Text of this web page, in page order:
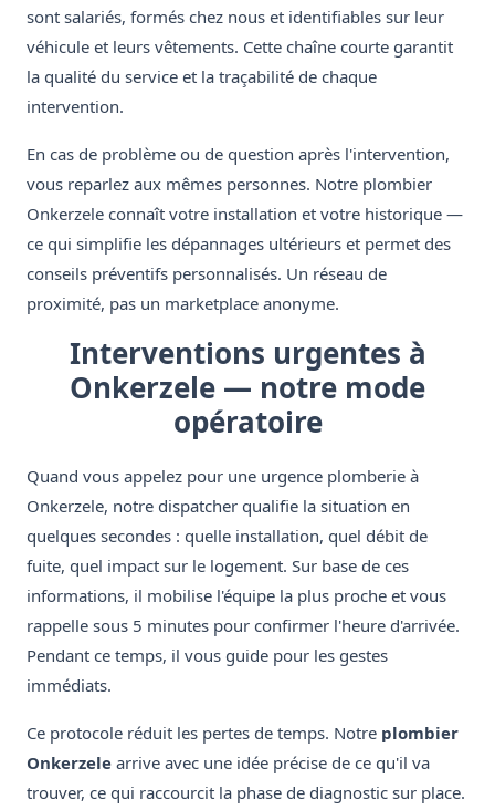
sont salariés, formés chez nous et identifiables sur leur
véhicule et leurs vêtements. Cette chaîne courte garantit
la qualité du service et la traçabilité de chaque
intervention.
En cas de problème ou de question après l'intervention,
vous reparlez aux mêmes personnes. Notre plombier
Onkerzele connaît votre installation et votre historique —
ce qui simplifie les dépannages ultérieurs et permet des
conseils préventifs personnalisés. Un réseau de
proximité, pas un marketplace anonyme.
Interventions urgentes à
Onkerzele — notre mode
opératoire
Quand vous appelez pour une urgence plomberie à
Onkerzele, notre dispatcher qualifie la situation en
quelques secondes : quelle installation, quel débit de
fuite, quel impact sur le logement. Sur base de ces
informations, il mobilise l'équipe la plus proche et vous
rappelle sous 5 minutes pour confirmer l'heure d'arrivée.
Pendant ce temps, il vous guide pour les gestes
immédiats.
Ce protocole réduit les pertes de temps. Notre plombier
Onkerzele arrive avec une idée précise de ce qu'il va
trouver, ce qui raccourcit la phase de diagnostic sur place.